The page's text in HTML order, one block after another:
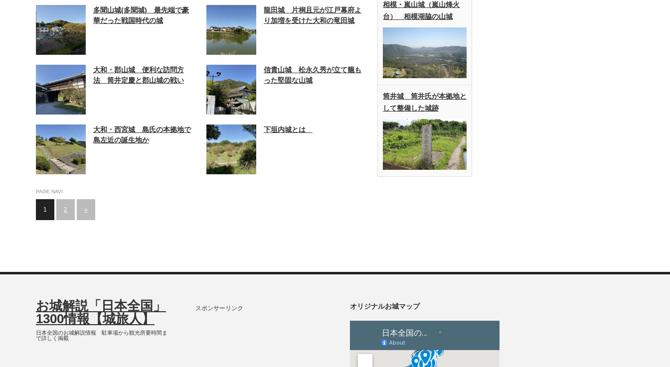
多聞山城(多聞城) 最先端で豪
華だった戦国時代の城
龍田城 片桐且元が江戸幕府よ
り加増を受けた大和の竜田城
大和・郡山城 便利な訪問方
法 筒井定慶と郡山城の戦い
信貴山城 松永久秀が立て籠も
った堅固な山城
大和・西宮城 島氏の本拠地で
島左近の誕生地か
下垣内城とは
PAGE NAVI
1 2 »
相模・嵐山城（嵐山烽火
台） 相模湖脇の山城
筒井城 筒井氏が本拠地と
して整備した城跡
スポンサーリンク オリジナルお城マップ
お城解説「日本全国」
1300情報【城旅人】
日本全国のお城解説情報 駐車場から観光所要時間ま
で詳しく掲載